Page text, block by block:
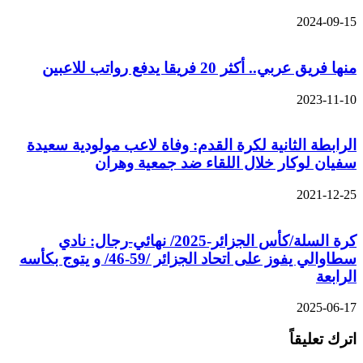
2024-09-15
منها فريق عربي.. أكثر 20 فريقا يدفع رواتب للاعبين
2023-11-10
الرابطة الثانية لكرة القدم: وفاة لاعب مولودية سعيدة
سفيان لوكار خلال اللقاء ضد جمعية وهران
2021-12-25
كرة السلة/كأس الجزائر-2025/ نهائي-رجال: نادي
سطاوالي يفوز على اتحاد الجزائر /59-46/ و يتوج بكأسه
الرابعة
2025-06-17
اترك تعليقاً